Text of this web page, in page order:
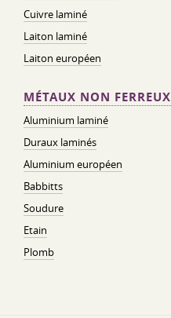
Cuivre laminé
Laiton laminé
Laiton européen
MÉTAUX NON FERREUX
Aluminium laminé
Duraux laminés
Aluminium européen
Babbitts
Soudure
Etain
Plomb